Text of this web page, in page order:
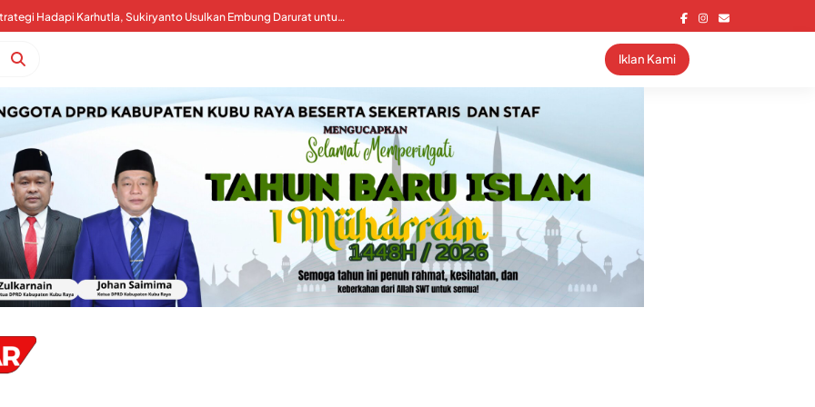
Kubu Raya Perkuat Strategi Hadapi Karhutla, Sukiryanto Usulkan Embung Darurat untuk Percepat Pemadaman
Iklan Kami